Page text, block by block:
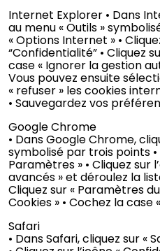
Internet Explorer • Dans
au menu « Outils »
« Options Internet » •
“Confidentialité” • Cliquez
case « Ignorer la gestion
Vous pouvez ensuite
« refuser » les cookies
• Sauvegardez vos
Google Chrome
• Dans Google Chrome,
symbolisé par trois points •
Paramètres » • Cliquez sur
avancés » et déroulez la
Cliquez sur « Paramètres
Cookies » • Cochez la case
Safari
• Dans Safari, cliquez sur «